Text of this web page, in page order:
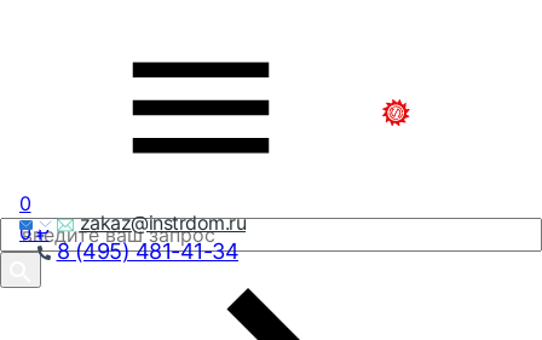
zakaz@instrdom.ru
8 (495) 481-41-34
0
0₽